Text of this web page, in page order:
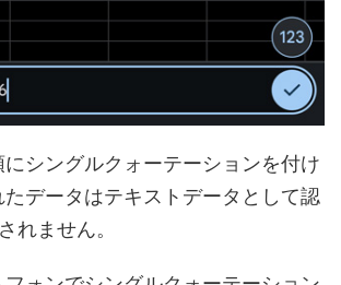
シングルクォーテーションを付け
たデータはテキストデータとして認
れません。